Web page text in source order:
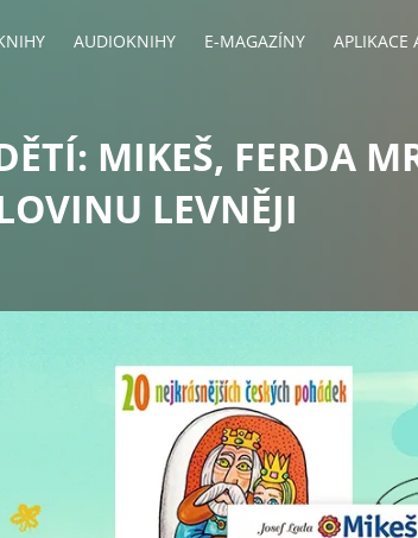
AUDIOKNIHY E-MAGAZÍNY APLIKACE
MIKEŠ, FERDA
LEVNĚJI